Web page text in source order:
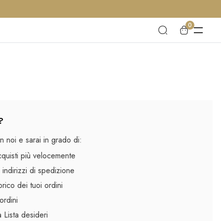
0
noi e sarai in grado di:
più velocemente
indirizzi di spedizione
dei tuoi ordini
Lista desideri